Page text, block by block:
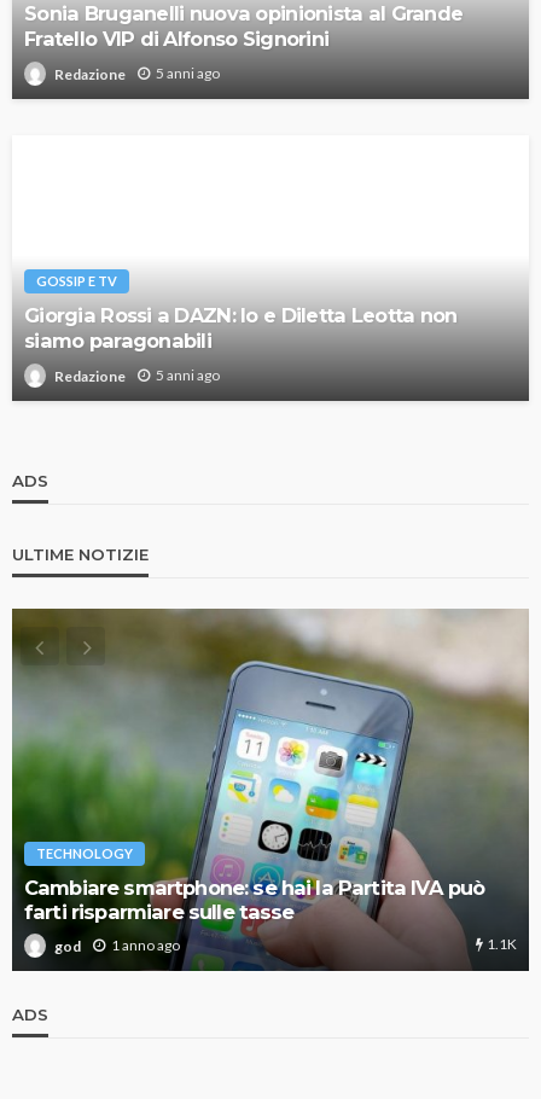
Sonia Bruganelli nuova opinionista al Grande
Fratello VIP di Alfonso Signorini
Redazione 5 anni ago
GOSSIP E TV
Giorgia Rossi a DAZN: Io e Diletta Leotta non
siamo paragonabili
Redazione 5 anni ago
ADS
ULTIME NOTIZIE
TECHNOLOGY
Cambiare smartphone: se hai la Partita IVA può
farti risparmiare sulle tasse
god 1 anno ago 1.1K
ADS